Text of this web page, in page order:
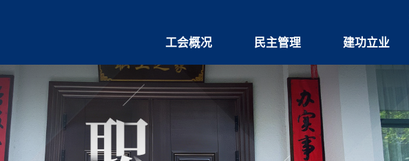
工会概况 民主管理 建功立业